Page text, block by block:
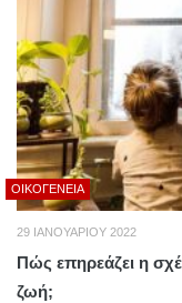
ΟΙΚΟΓΈΝΕΙΑ
29 ΙΑΝΟΥΑΡΊΟΥ 2022
Πώς επηρεάζει η
ζωή;